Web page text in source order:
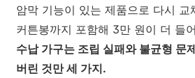
암막 기능이 있는 제품으로 다시 교
커튼봉까지 포함해 3만 원이 더 들
수납 가구는 조립 실패와 불균형 문
버린 것만 세 가지.